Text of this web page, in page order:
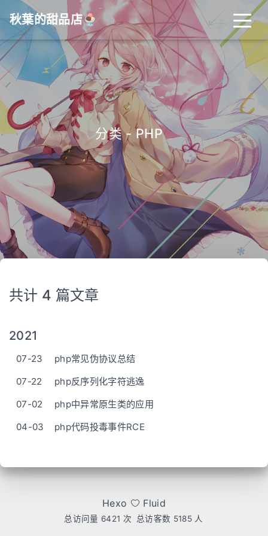
秋葉的甜品店🍨
分类 - PHP_
共计 4 篇文章
2021
07-23
php常见伪协议总结
07-22
php反序列化字符逃逸
07-02
php中异常原生类的应用
04-03
php代码投毒事件RCE
Hexo Fluid
总访问量 6421 次 总访客数 5185人